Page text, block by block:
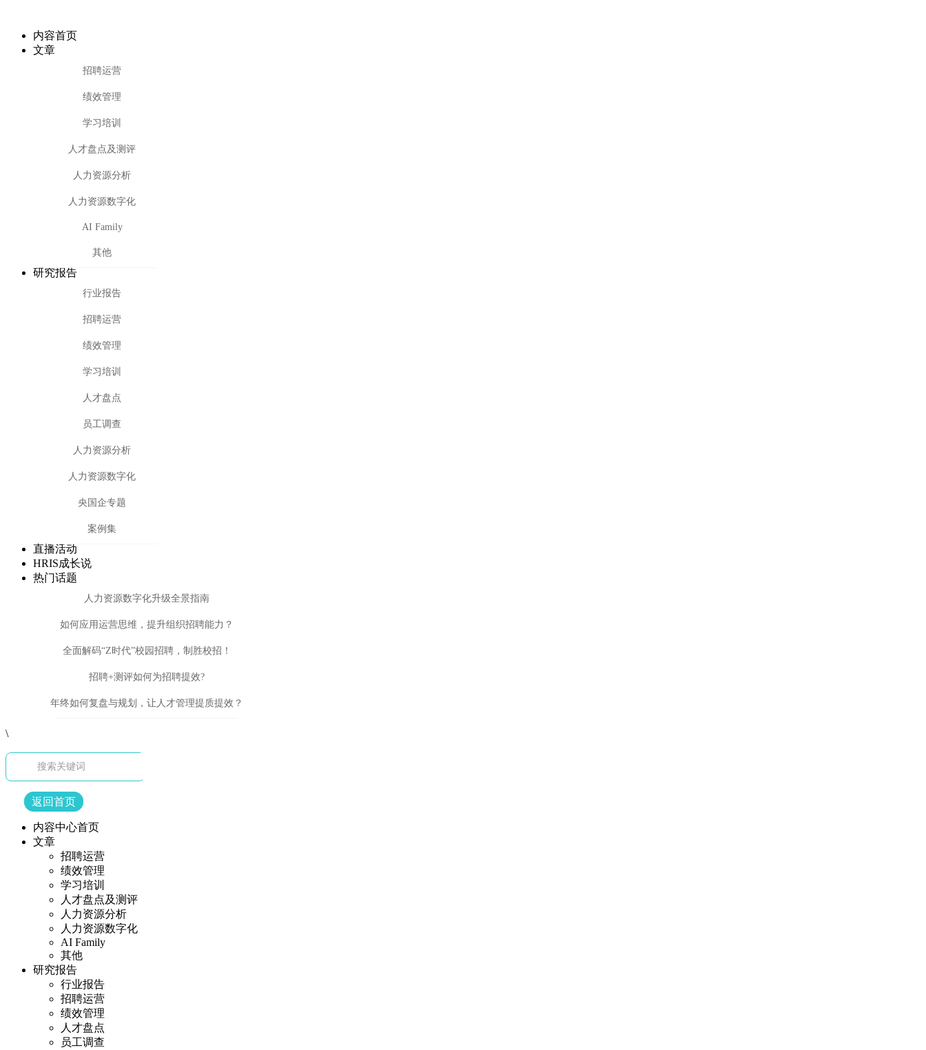
内容首页
文章
招聘运营
绩效管理
学习培训
人才盘点及测评
人力资源分析
人力资源数字化
AI Family
其他
研究报告
行业报告
招聘运营
绩效管理
学习培训
人才盘点
员工调查
人力资源分析
人力资源数字化
央国企专题
案例集
直播活动
HRIS成长说
热门话题
人力资源数字化升级全景指南
如何应用运营思维，提升组织招聘能力？
全面解码“Z时代”校园招聘，制胜校招！
招聘+测评如何为招聘提效?
年终如何复盘与规划，让人才管理提质提效？
\
返回首页
内容中心首页
文章
招聘运营
绩效管理
学习培训
人才盘点及测评
人力资源分析
人力资源数字化
AI Family
其他
研究报告
行业报告
招聘运营
绩效管理
人才盘点
员工调查